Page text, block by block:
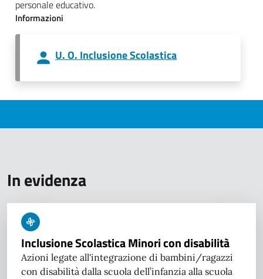
personale educativo.
Informazioni
U. O. Inclusione Scolastica
In evidenza
Inclusione Scolastica Minori con disabilità
Azioni legate all'integrazione di bambini/ragazzi
con disabilità dalla scuola dell’infanzia alla scuola